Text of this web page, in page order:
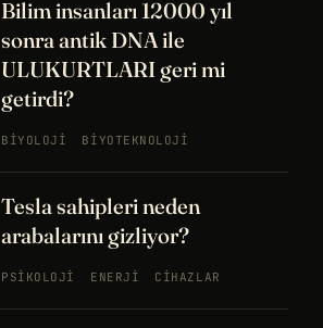
Bilim insanları 12000 yıl
sonra antik DNA ile
ULUKURTLARI geri mi
getirdi?
BIYOLOJI BIYOTEKNOLOJI
Tesla sahipleri neden
arabalarını gizliyor?
PSIKOLOJI ENERJI CIHAZLAR